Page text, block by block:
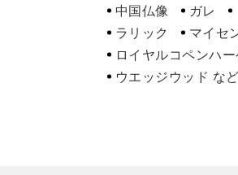
中国仏像
ガレ
ラリック
マイセ
ロイヤルコペンハ
ウエッジウッド